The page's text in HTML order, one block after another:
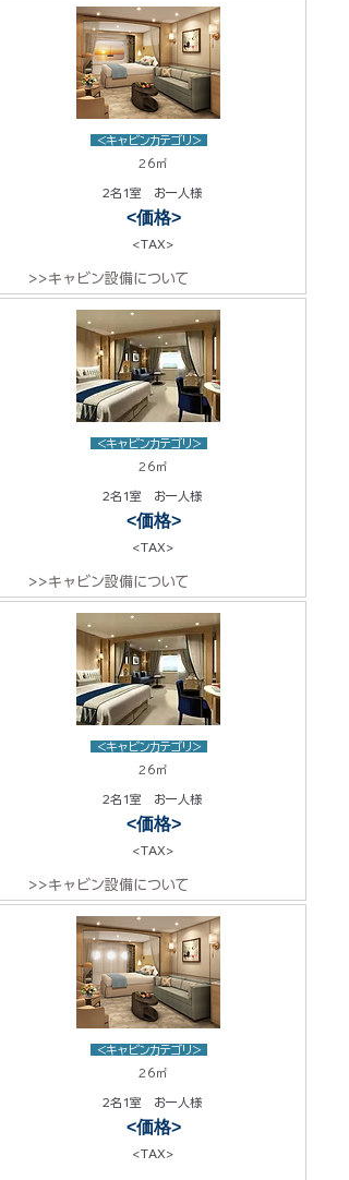
<キャビンカテゴリ>
26㎡
2名1室 お一人様
<価格>
<TAX>
>>キャビン設備について
<キャビンカテゴリ>
26㎡
2名1室 お一人様
<価格>
<TAX>
>>キャビン設備について
<キャビンカテゴリ>
26㎡
2名1室 お一人様
<価格>
<TAX>
>>キャビン設備について
<キャビンカテゴリ>
26㎡
2名1室 お一人様
<価格>
<TAX>